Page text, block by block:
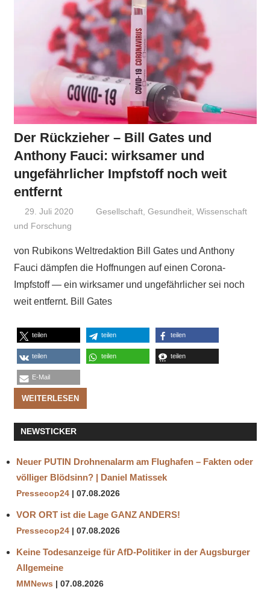
Der Rückzieher – Bill Gates und
Anthony Fauci: wirksamer und
ungefährlicher Impfstoff noch weit
entfernt
29. Juli 2020 Niki Vogt
Gesellschaft ,Gesundheit ,Wissenschaft
und Forschung
von Rubikons Weltredaktion Bill Gates und Anthony
Fauci dämpfen die Hoffnungen auf einen Corona-
Impfstoff — ein wirksamer und ungefährlicher sei noch
weit entfernt. Bill Gates
teilen teilen teilen
teilen teilen teilen
E-Mail
WEITERLESEN
NEWSTICKER
Neuer PUTIN Drohnenalarm am Flughafen – Fakten oder
völliger Blödsinn? | Daniel Matissek
Pressecop24 07.08.2026
VOR ORT ist die Lage GANZ ANDERS!
Pressecop24 07.08.2026
Keine Todesanzeige für AfD-Politiker in der Augsburger
Allgemeine
MMNews 07.08.2026